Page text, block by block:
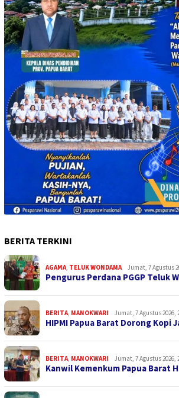
BERITA TERKINI
AGAMA, TELUK WONDAMA Jumat, 7 Agustus
Pengurus Perdana PGGP Teluk
BERITA, MANOKWARI Jumat, 7 Agustus 2026,
HIPMI Papua Barat Dorong Kopi
BERITA, MANOKWARI Jumat, 7 Agustus 2026,
Kanwil Kemenkum Papua Barat